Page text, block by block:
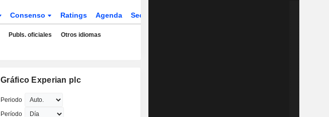
Consenso Ratings Agenda Sector
Publs. oficiales Otros idiomas
Gráfico Experian plc
Periodo
Período